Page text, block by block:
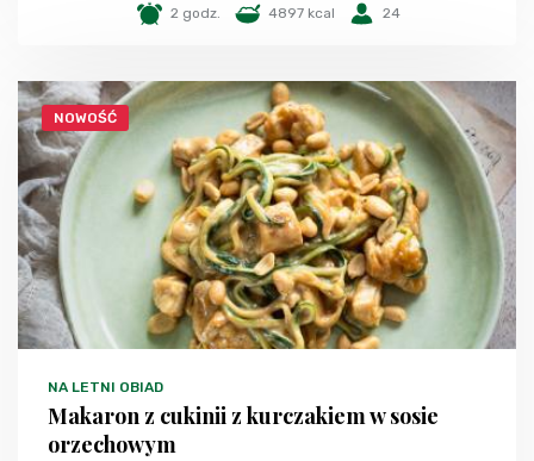
2 godz. 4897 kcal 24
NOWOŚĆ
NA LETNI OBIAD
Makaron z cukinii z kurczakiem w sosie
orzechowym